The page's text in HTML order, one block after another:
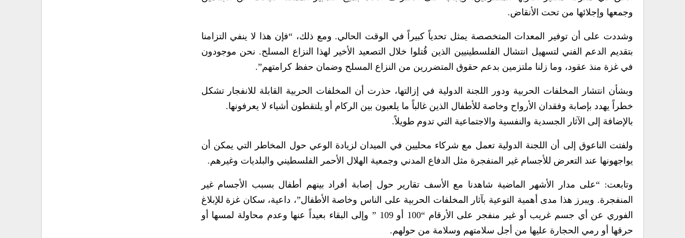
وجمعها وإجلائها من تحت الأنقاض.
وشددت على أن توفير المعدات المتخصصة يمثل تحدياً كبيراً في الوقت الحالي. ومع ذلك، “فإن هذا لا ينفي التزامنا
بتقديم الدعم الفني لتسهيل انتشال الفلسطينيين الذين قُتلوا خلال التصعيد الأخير لهذا النزاع المسلح. نحن موجودون
في غزة منذ عقود، وما زلنا ملتزمين بدعم حقوق المتضررين من النزاع المسلح وضمان حفظ كرامتهم”.
وبشأن انتشار المخلفات الحربية ودور اللجنة الدولية في إزالتها، حذرت أن المخلفات الحربية القابلة للانفجار تشكل
خطراً يهدد بإصابة وفقدان الأرواح وخاصة للأطفال الذين غالباً ما يلعبون بين الركام أو يلتقطون أشياء لا يعرفونها.
بالإضافة إلى الآثار الجسدية والنفسية والاجتماعية التي تدوم طويلاً.
ولفتت الناعوق إلى أن اللجنة الدولية تعمل مع شركاء محليين في الميدان لزيادة الوعي حول المخاطر التي يمكن أن
يواجهونها عند التعرض للأجسام غير المنفجرة مثل الدفاع المدني وجمعية الهلال الأحمر الفلسطيني والبلديات وغيرهم.
وتابعت: “على مدار الأشهر الماضية شاهدنا مع الأسف تقارير حول إصابة أفراد بينهم أطفال بسبب الأجسام غير
المنفجرة. ويبرز هذا مدى أهمية التوعية بآثار المخلفات الحربية على الناس وخاصة الأطفال”، داعية، سكان غزة للإبلاغ
الفوري عن أي جسم غريب أو غير منفجر على الأرقام “100 أو 109 ” وإلى البقاء بعيداً عنها وعدم محاولة لمسها أو
حرقها أو رمي الحجارة عليها من أجل سلامتهم وسلامة من حولهم.